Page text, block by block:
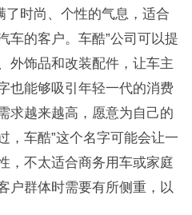
了时尚、个性的气息，适合
车的客户。车酷”公司可以提
外饰品和改装配件，让车主
也能够吸引年轻一代的消费
求越来越高，愿意为自己的
，车酷”这个名字可能会让一
，不太适合商务用车或家庭
户群体时需要有所侧重，以